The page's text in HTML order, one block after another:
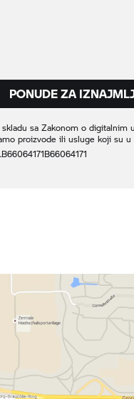
PONUDE ZA
sa Zakonom o digitalnim
proizvode ili usluge koji su u
B66064171B66064171